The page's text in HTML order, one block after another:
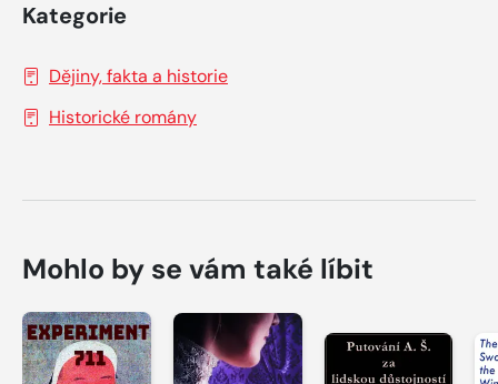
Kategorie
Dějiny, fakta a historie
Historické romány
Mohlo by se vám také líbit